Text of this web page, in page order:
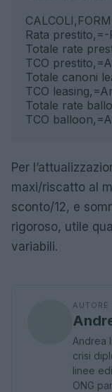
Rata
Totale rate
TCO
Totale canoni
TCO
Totale rate
TCO
Per
maxi/riscatto al
sconto/12, e
rigoroso, utile
variabili.
AUTORE
Andrea
crisi
linee
ONG